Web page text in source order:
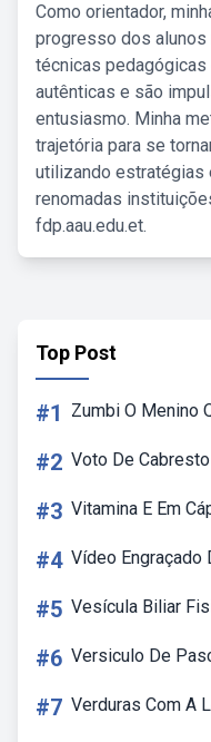
Como orientador,
progresso dos alunos
técnicas
autênticas e são
entusiasmo. Minha
trajetória para se
utilizando estratégias
renomadas
fdp.aau.edu.et.
Top Post
#1 Zumbi O Menino
#2 Voto De
#3 Vitamina E Em
#4 Vídeo Engraçado
#5 Vesícula Biliar
#6 Versiculo De
#7 Verduras Com A